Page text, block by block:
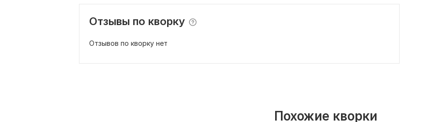
Отзывы по кворку
Отзывов по кворку нет
Похожие кворки